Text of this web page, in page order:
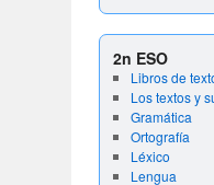
2n ESO
Libros de
Los textos y
Gramática
Ortografía
Léxico
Lengua